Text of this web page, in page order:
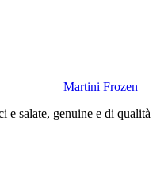
Martini Frozen
e salate, genuine e di qualità